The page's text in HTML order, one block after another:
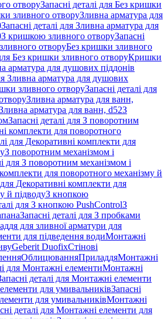
отворуЗапасні деталі для Без кришки
зливного отворуЗливна арматура для
Запасні деталі для Зливна арматура для
З кришкою зливного отворуЗапасні
отворуБез кришки зливного
Без кришки зливного отворуКришки
арматура для душових піддонів
Зливна арматура для душових
зливного отворуЗапасні деталі для
Зливна арматура для ванн,
арматура для ванн, d52З
Запасні деталі для З поворотним
комплекти для поворотного
для Декоративні комплекти для
З поворотним механізмом і
для З поворотним механізмом і
для поворотного механізму й
для Декоративні комплекти для
й підводуЗ кнопкою
для З кнопкою PushControlЗ
Запасні деталі для З пробками
для зливної арматури для
для підведення водиМонтажні
Geberit DuofixСтінові
ОблицюванняПриладдяМонтажні
для Монтажні елементиМонтажні
деталі для Монтажні елементи
для умивальниківЗапасні
для умивальниківМонтажні
деталі для Монтажні елементи для